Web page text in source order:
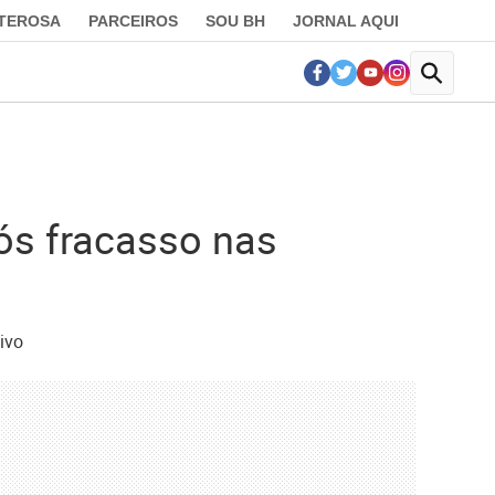
PARCEIROS SOU BH JORNAL AQUI
fracasso nas